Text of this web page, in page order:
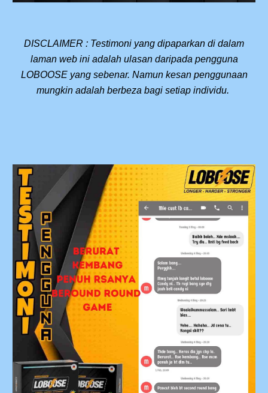
DISCLAIMER : Testimoni yang dipaparkan di dalam
laman web ini adalah ulasan daripada pengguna
LOBOOSE yang sebenar. Namun kesan penggunaan
mungkin adalah berbeza bagi setiap individu.